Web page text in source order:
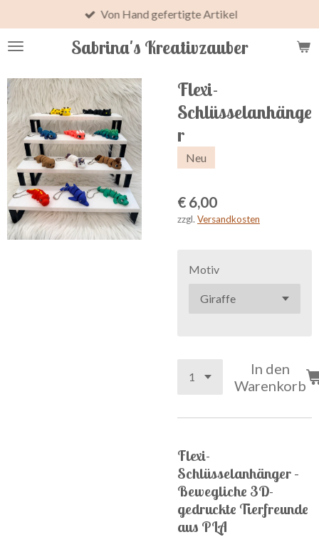
Hauptinhalt
springen
Sabrina's Kreativzauber
Von Hand gefertigte Artikel
Flexi-
Schlüsselanhänge
r
Neu
€ 6,00
zzgl. Versandkosten
Motiv
In den
Warenkorb
Flexi-
Schlüsselanhänger –
Bewegliche 3D-
gedruckte Tierfreunde
aus PLA